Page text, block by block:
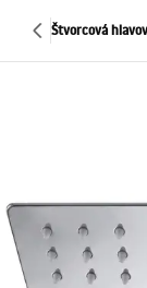
Štvorcová